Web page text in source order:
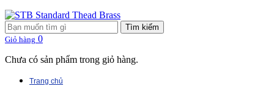
Tìm kiếm
Giỏ hàng 0
Chưa có sản phẩm trong giỏ hàng.
Trang chủ